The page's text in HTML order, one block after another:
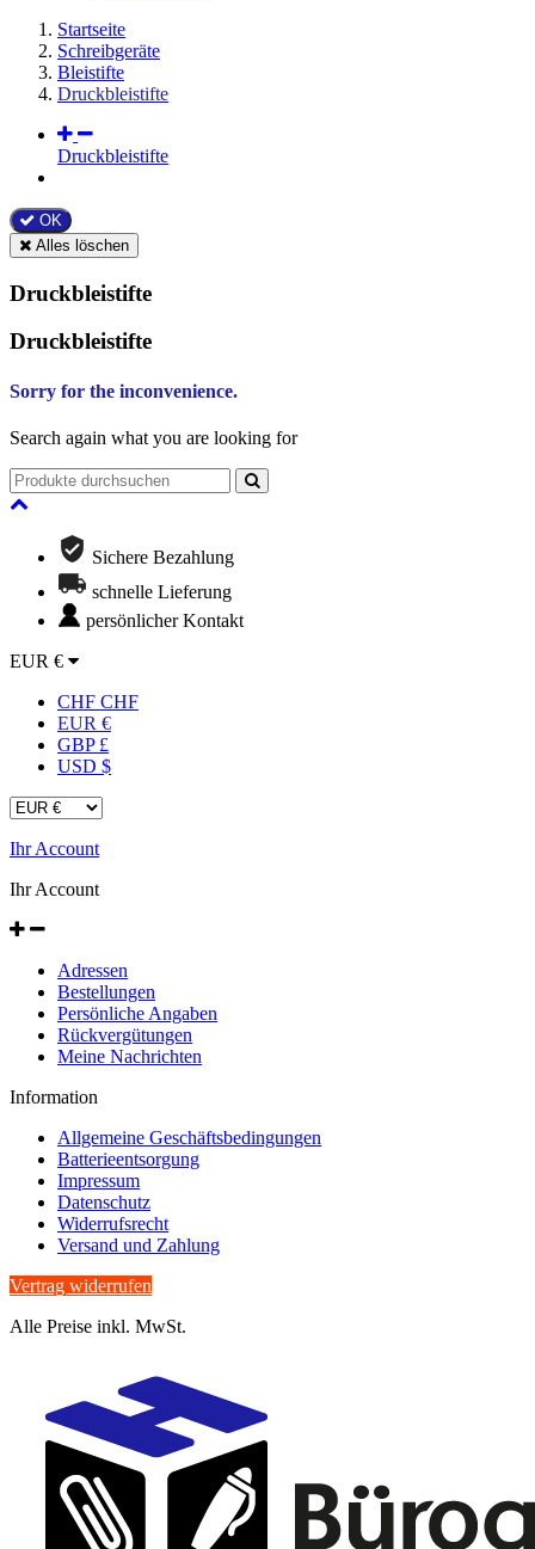
Startseite
Schreibgeräte
Bleistifte
Druckbleistifte
Druckbleistifte
OK
Alles löschen
Druckbleistifte
Druckbleistifte
Sorry for the inconvenience.
Search again what you are looking for
Sichere Bezahlung
schnelle Lieferung
persönlicher Kontakt
EUR €
CHF CHF
EUR €
GBP £
USD $
Ihr Account
Ihr Account
Adressen
Bestellungen
Persönliche Angaben
Rückvergütungen
Meine Nachrichten
Information
Allgemeine Geschäftsbedingungen
Batterieentsorgung
Impressum
Datenschutz
Widerrufsrecht
Versand und Zahlung
Vertrag widerrufen
Alle Preise inkl. MwSt.